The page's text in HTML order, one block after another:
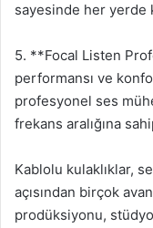
sayesinde her yerde
5. **Focal Listen
performansı ve
profesyonel ses
frekans aralığına
Kablolu kulaklıklar,
açısından birçok
prodüksiyonu,